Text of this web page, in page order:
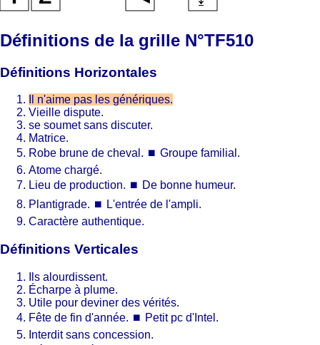
Définitions de la grille N°TF510
Définitions Horizontales
Il n'aime pas les génériques.
Vieille dispute.
se soumet sans discuter.
Matrice.
Robe brune de cheval. ⏹ Groupe familial.
Atome chargé.
Lieu de production. ⏹ De bonne humeur.
Plantigrade. ⏹ L'entrée de l'ampli.
Caractère authentique.
Définitions Verticales
Ils alourdissent.
Écharpe à plume.
Utile pour deviner des vérités.
Fête de fin d'année. ⏹ Petit pc d'Intel.
Interdit sans concession.